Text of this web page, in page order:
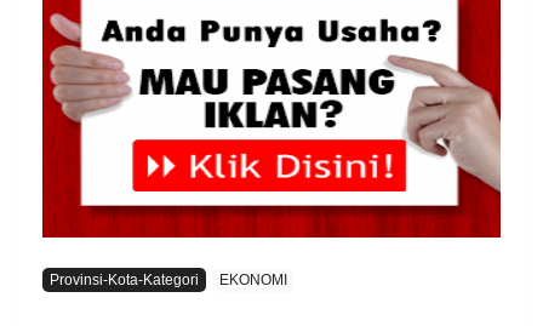
Provinsi-Kota-Kategori EKONOMI